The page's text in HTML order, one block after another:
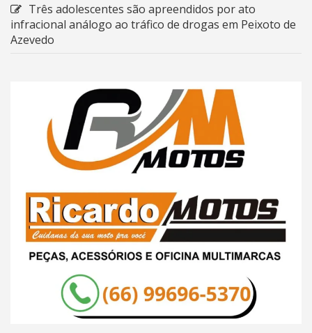
Três adolescentes são apreendidos por ato
infracional análogo ao tráfico de drogas em Peixoto de
Azevedo